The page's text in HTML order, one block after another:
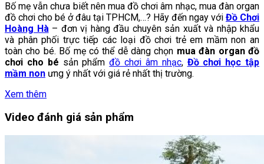
Bố mẹ vẫn chưa biết nên mua đồ chơi âm nhạc, mua đàn organ
đồ chơi cho bé ở đâu tại TPHCM,…? Hãy đến ngay với Đồ Chơi
Hoàng Hà– đơn vị hàng đầu chuyên sản xuất và nhập khẩu
và phân phối trực tiếp các loại đồ chơi trẻ em mầm non an
toàn cho bé. Bố mẹ có thể dễ dàng chọn mua đàn organ đồ
chơi cho bé sản phẩmđồ chơi âm nhạc, Đồ chơi học tập
mầm non ưng ý nhất với giá rẻ nhất thị trường.
Xem thêm
Video đánh giá sản phẩm